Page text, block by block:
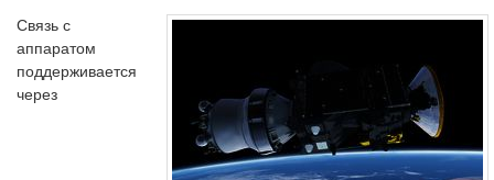
Связь с
аппаратом
поддерживается
через